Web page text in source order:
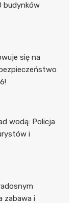
budynków
się na
wodą: Policja
i
zabawa i